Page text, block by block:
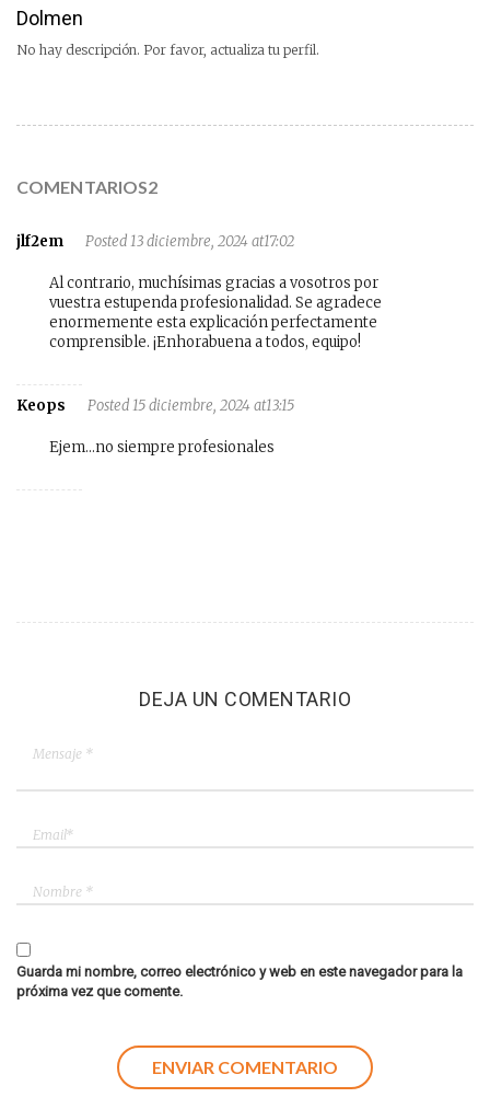
Dolmen
No hay descripción. Por favor, actualiza tu perfil.
COMENTARIOS2
jlf2em Posted 13 diciembre, 2024 at17:02
Al contrario, muchísimas gracias a vosotros por
vuestra estupenda profesionalidad. Se agradece
enormemente esta explicación perfectamente
comprensible. ¡Enhorabuena a todos, equipo!
Keops Posted 15 diciembre, 2024 at13:15
Ejem…no siempre profesionales
DEJA UN COMENTARIO
Guarda mi nombre, correo electrónico y web en este navegador para la
próxima vez que comente.